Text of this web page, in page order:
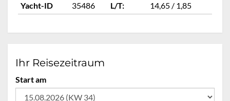
Yacht-ID
35486 L/T: 14,65 / 1,85
Ihr Reisezeitraum
Start am